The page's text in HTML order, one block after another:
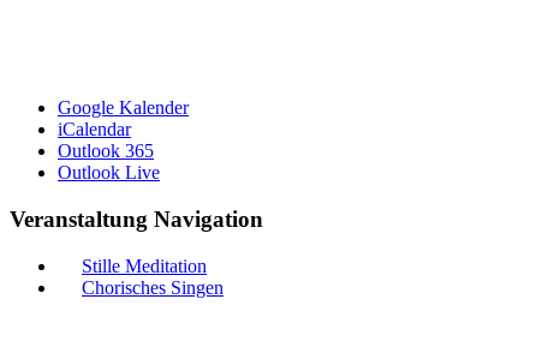
Google Kalender
iCalendar
Outlook 365
Outlook Live
Veranstaltung Navigation
Stille Meditation
Chorisches Singen